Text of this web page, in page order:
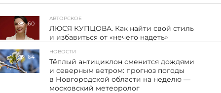
60
АВТОРСКОЕ
ЛЮСЯ КУПЦОВА. Как найти свой стиль
и избавиться от «нечего надеть»
64
НОВОСТИ
Тёплый антициклон сменится дождями
и северным ветром: прогноз погоды
в Новгородской области на неделю —
московский метеоролог